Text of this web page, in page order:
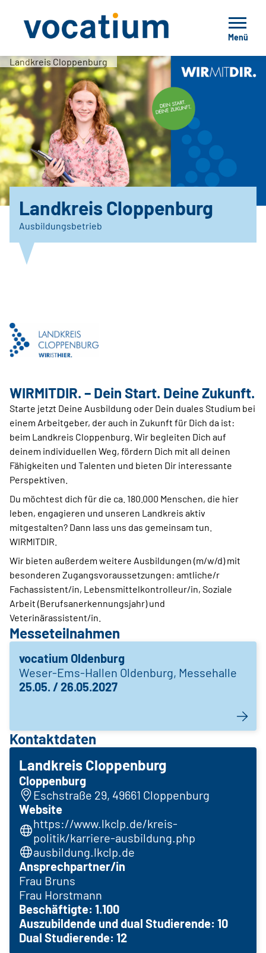
Menü
Landkreis Cloppenburg
Landkreis Cloppenburg
Ausbildungsbetrieb
WIRMITDIR. – Dein Start. Deine Zukunft.
Starte jetzt Deine Ausbildung oder Dein duales Studium bei
einem Arbeitgeber, der auch in Zukunft für Dich da ist:
beim Landkreis Cloppenburg. Wir begleiten Dich auf
deinem individuellen Weg, fördern Dich mit all deinen
Fähigkeiten und Talenten und bieten Dir interessante
Perspektiven.
Du möchtest dich für die ca. 180.000 Menschen, die hier
leben, engagieren und unseren Landkreis aktiv
mitgestalten? Dann lass uns das gemeinsam tun.
WIRMITDIR.
Wir bieten außerdem weitere Ausbildungen (m/w/d) mit
besonderen Zugangsvoraussetzungen: amtliche/r
Fachassistent/in, Lebensmittelkontrolleur/in, Soziale
Arbeit (Berufsanerkennungsjahr) und
Veterinärassistent/in.
Messeteilnahmen
vocatium Oldenburg
Weser-Ems-Hallen Oldenburg, Messehalle
25.05. / 26.05.2027
Kontaktdaten
Landkreis Cloppenburg
Cloppenburg
Eschstraße 29, 49661 Cloppenburg
Website
https://www.lkclp.de/kreis-
politik/karriere-ausbildung.php
ausbildung.lkclp.de
Ansprechpartner/in
Frau Bruns
Frau Horstmann
Beschäftigte: 1.100
Auszubildende und dual Studierende: 10
Dual Studierende: 12